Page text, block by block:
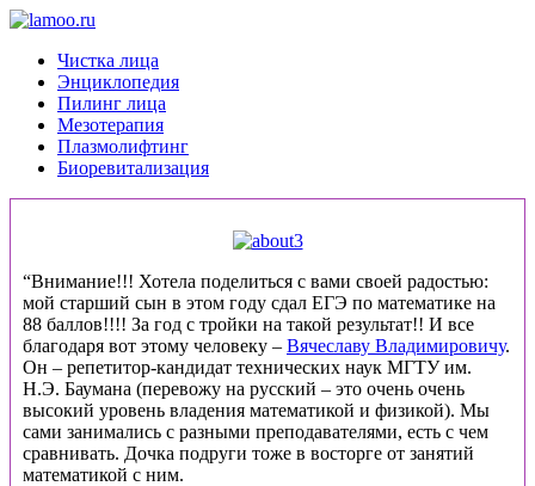
Чистка лица
Энциклопедия
Пилинг лица
Мезотерапия
Плазмолифтинг
Биоревитализация
“Внимание!!! Хотела поделиться с вами своей радостью:
мой старший сын в этом году сдал ЕГЭ по математике на
88 баллов!!!! За год с тройки на такой результат!! И все
благодаря вот этому человеку – Вячеславу Владимировичу.
Он – репетитор-кандидат технических наук МГТУ им.
Н.Э. Баумана (перевожу на русский – это очень очень
высокий уровень владения математикой и физикой). Мы
сами занимались с разными преподавателями, есть с чем
сравнивать. Дочка подруги тоже в восторге от занятий
математикой с ним.